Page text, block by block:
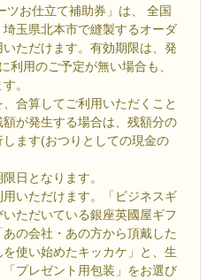
ツお仕立て補助券」は、 全国
玉県北本市で縫製するオーダ
ただけます。有効期限は、発
利用のご予定が無い場合も、
。
合算してご利用いただくこと
が発生する場合は、残額分の
ます(おつりとしての現金の
日となります。
いただけます。「ビジネスギ
ただいている銀座英國屋ギフ
の会社・あの方から頂戴した
使い始めたキッカケ」と、生
プレゼント用包装」をお選び